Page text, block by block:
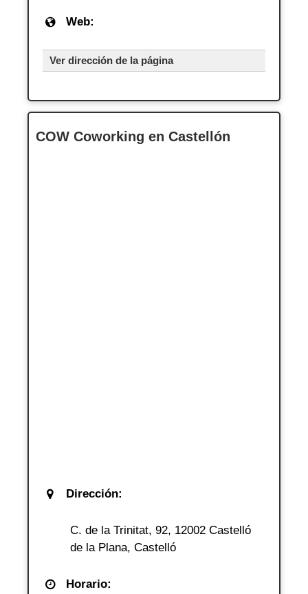
Web:
Ver dirección de la página
COW Coworking en Castellón
Dirección:
C. de la Trinitat, 92, 12002 Castelló
de la Plana, Castelló
Horario: